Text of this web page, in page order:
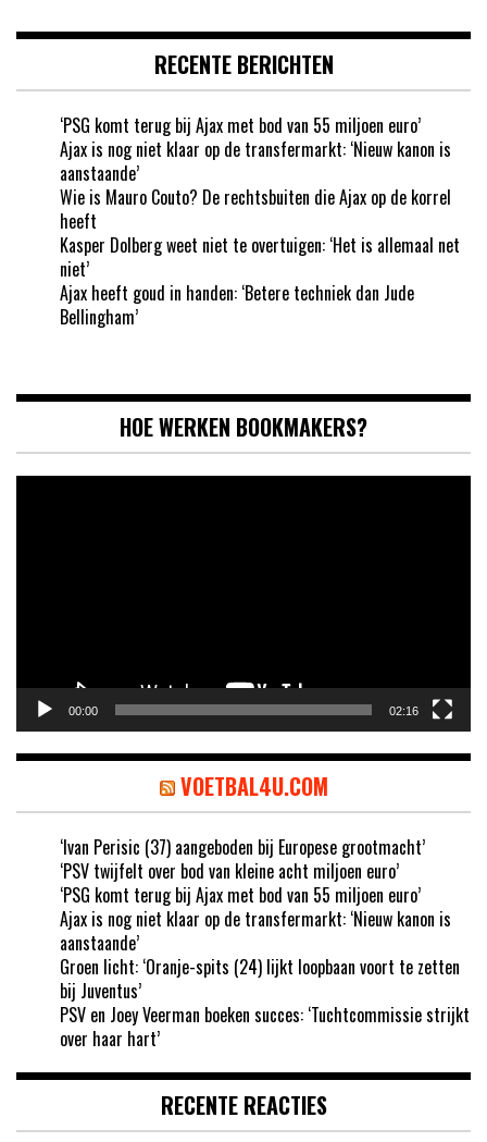
RECENTE BERICHTEN
‘PSG komt terug bij Ajax met bod van 55 miljoen euro’
Ajax is nog niet klaar op de transfermarkt: ‘Nieuw kanon is
aanstaande’
Wie is Mauro Couto? De rechtsbuiten die Ajax op de korrel
heeft
Kasper Dolberg weet niet te overtuigen: ‘Het is allemaal net
niet’
Ajax heeft goud in handen: ‘Betere techniek dan Jude
Bellingham’
HOE WERKEN BOOKMAKERS?
00:00 02:16
VOETBAL4U.COM
‘Ivan Perisic (37) aangeboden bij Europese grootmacht’
‘PSV twijfelt over bod van kleine acht miljoen euro’
‘PSG komt terug bij Ajax met bod van 55 miljoen euro’
Ajax is nog niet klaar op de transfermarkt: ‘Nieuw kanon is
aanstaande’
Groen licht: ‘Oranje-spits (24) lijkt loopbaan voort te zetten
bij Juventus’
PSV en Joey Veerman boeken succes: ‘Tuchtcommissie strijkt
over haar hart’
RECENTE REACTIES